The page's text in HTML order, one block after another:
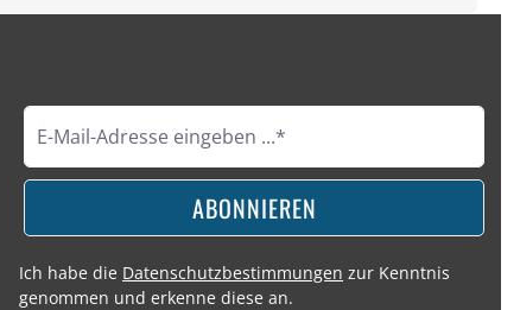
ABONNIEREN
Ich habe die Datenschutzbestimmungen zur Kenntnis
genommen und erkenne diese an.